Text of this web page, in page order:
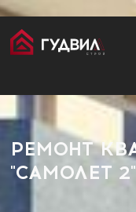
Главная
РЕМОНТ
"САМОЛЕТ 2"